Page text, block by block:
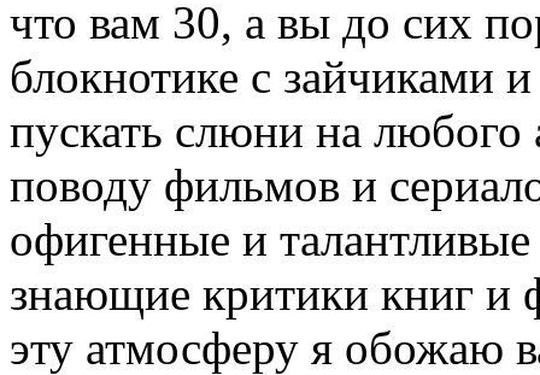
что вам 30, а вы до сих
блокнотике с зайчиками
пускать слюни на любого
поводу фильмов и
офигенные и
знающие критики книг и
эту атмосферу я обожаю